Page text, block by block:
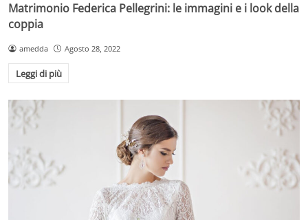
Matrimonio Federica Pellegrini: le immagini e i look della
coppia
amedda Agosto 28, 2022
Leggi di più